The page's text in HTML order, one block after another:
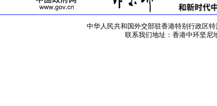
中华人民共和国外交部驻香港特别行政区特
联系我们地址：香港中环坚尼